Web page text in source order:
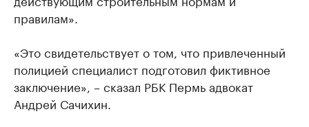
правилам».
«Это свидетельствует о том, что привлеченный
полицией специалист подготовил фиктивное
заключение», – сказал РБК Пермь адвокат
Андрей Сачихин.